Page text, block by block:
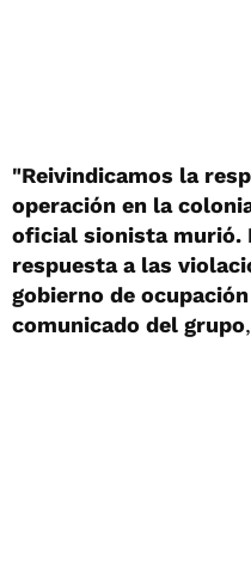
"Reivindicamos la
operación en la
oficial sionista murió.
respuesta a las
gobierno de
comunicado del grupo